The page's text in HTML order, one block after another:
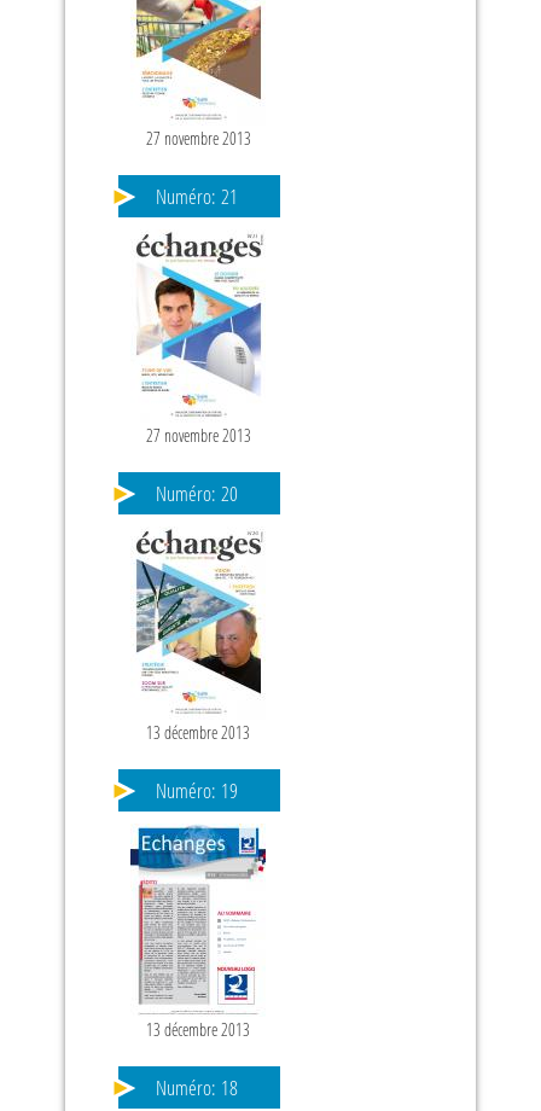
27 novembre 2013
Numéro: 21
27 novembre 2013
Numéro: 20
13 décembre 2013
Numéro: 19
13 décembre 2013
Numéro: 18
PAGES